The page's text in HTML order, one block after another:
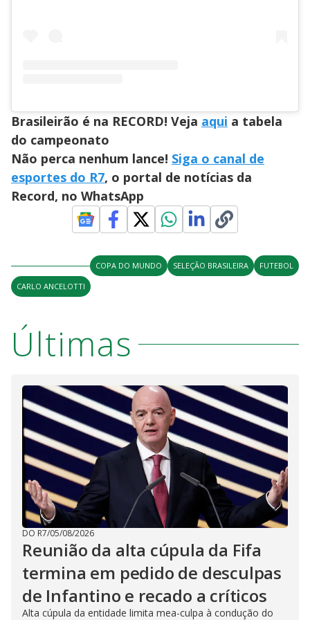
Brasileirão é na RECORD! Veja aqui a tabela
do campeonato
Não perca nenhum lance! Siga o canal de
esportes do R7, o portal de notícias da
Record, no WhatsApp
COPA DO MUNDO SELEÇÃO BRASILEIRA
FUTEBOL
CARLO ANCELOTTI
Últimas
DO R7/05/08/2026
Reunião da alta cúpula da Fifa
termina em pedido de desculpas
de Infantino e recado a críticos
Alta cúpula da entidade limita mea-culpa à condução do